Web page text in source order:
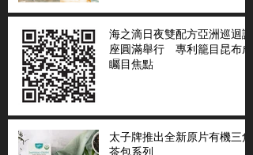
海之滴日夜雙配方亞洲巡迴講
座圓滿舉行 專利籠目昆布成
矚目焦點
太子牌推出全新原片有機三角
茶包系列